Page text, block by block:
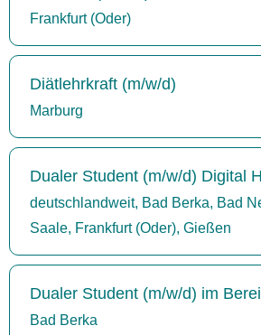
Frankfurt (Oder)
Diätlehrkraft (m/w/d)
Marburg
Dualer Student (m/w/d) Digital
deutschlandweit, Bad Berka, Bad
Saale, Frankfurt (Oder), Gießen
Dualer Student (m/w/d) im
Bad Berka